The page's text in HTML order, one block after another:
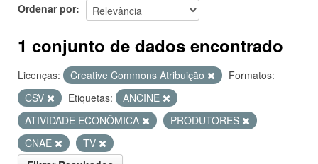
Ordenar por
1 conjunto de dados encontrado
Licenças: Creative Commons Atribuição
Formatos:
CSV
Etiquetas:
ANCINE
ATIVIDADE ECONÔMICA
PRODUTORES
CNAE
TV